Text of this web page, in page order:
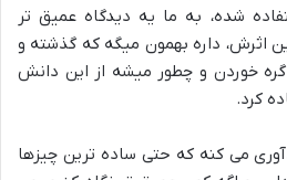
شده، به ما یه دیدگاه عمیق تر
اثرش، داره بهمون میگه که گذشته و
خوردن و چطور میشه از این دانش
کرد.
می کنه که حتی ساده ترین چیزها